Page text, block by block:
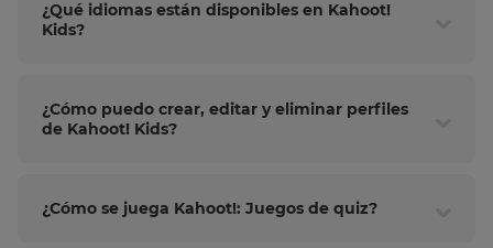
¿Qué idiomas están disponibles en Kahoot!
Kids?
¿Cómo puedo crear, editar y eliminar perfiles
de Kahoot! Kids?
¿Cómo se juega Kahoot!: Juegos de quiz?